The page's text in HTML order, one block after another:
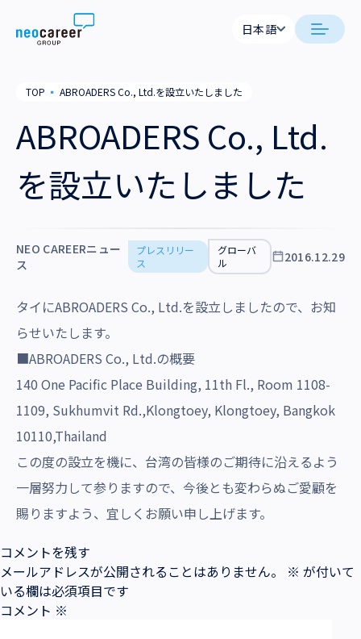
Skip to content
日本語
代表メッセージ
事業内容
採用支援
業務支援
企業情報
役員一覧
グループ会社
サステナビリティ
採用情報
日本語
TOP ▪ ABROADERS Co., Ltd.を設立いたしました
ABROADERS Co., Ltd.
を設立いたしました
NEO CAREERニュー
ス
プレスリリー
ス
グローバ
ル
2016.12.29
タイにABROADERS Co., Ltd.を設立しましたので、お知
らせいたします。
■ABROADERS Co., Ltd.の概要
140 One Pacific Place Building, 11th Fl., Room 1108-
1109, Sukhumvit Rd.,Klongtoey, Klongtoey, Bangkok
10110,Thailand
この度の設立を機に、台湾の皆様のご期待に沿えるよう
一層努力して参りますので、今後とも変わらぬご愛顧を
賜りますよう、宜しくお願い申し上げます。
コメントを残す
メールアドレスが公開されることはありません。
※ が付いて
いる欄は必須項目です
コメント ※